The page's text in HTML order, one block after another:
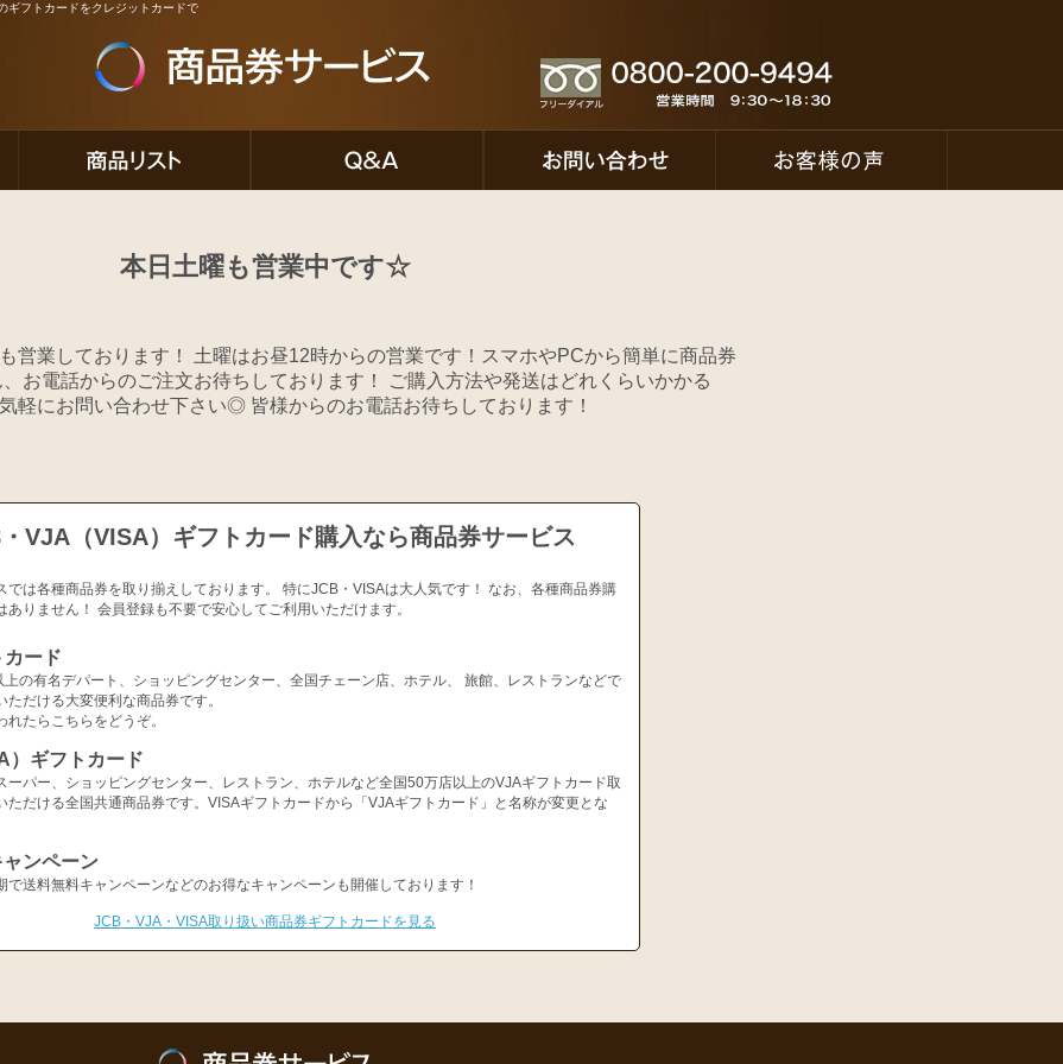
ギフトカードをクレジットカードで
本日土曜も営業中です☆
営業しております！ 土曜はお昼12時からの営業です！スマホやPCから簡単に商品券
お電話からのご注文お待ちしております！ ご購入方法や発送はどれくらいかかる
軽にお問い合わせ下さい◎ 皆様からのお電話お待ちしております！
VJA（VISA）ギフトカード購入なら商品券サービス
では各種商品券を取り揃えしております。 特にJCB・VISAは大人気です！ なお、各種商品券購
ありません！ 会員登録も不要で安心してご利用いただけます。
ード
の有名デパート、ショッピングセンター、全国チェーン店、ホテル、 旅館、レストランなどで
ただける大変便利な商品券です。
れたらこちらをどうぞ。
）ギフトカード
ーパー、ショッピングセンター、レストラン、ホテルなど全国50万店以上のVJAギフトカード取
ただける全国共通商品券です。VISAギフトカードから「VJAギフトカード」と名称が変更とな
ンペーン
で送料無料キャンペーンなどのお得なキャンペーンも開催しております！
JCB・VJA・VISA取り扱い商品券ギフトカードを見る